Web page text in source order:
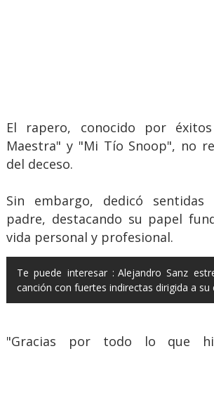
El rapero, conocido por
Maestra" y "Mi Tío Snoop", no
del deceso.
Sin embargo, dedicó
padre, destacando su papel
vida personal y profesional.
Te puede interesar : Alejandro Sanz
canción con fuertes indirectas dirigida a su
"Gracias por todo lo que